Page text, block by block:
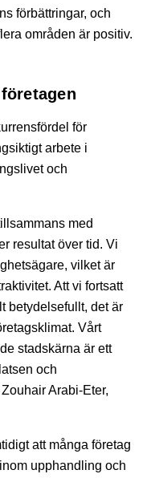
förbättringar, och
områden är positiv.
för
arbete i
och
med
resultat över tid. Vi
vilket är
Att vi fortsatt
betydelsefullt, det är
Vårt
stadskärna är ett
och
Arabi-Eter,
att många företag
upphandling och